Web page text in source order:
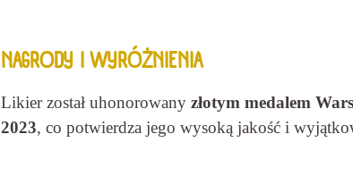
NAGRODY I WYRÓŻNIENIA
Likier został uhonorowany złotym medalem
2023, co potwierdza jego wysoką jakość i